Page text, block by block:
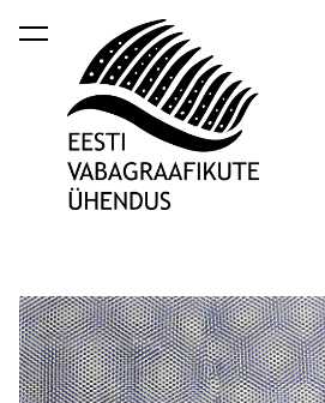
lisati ostukorvi.